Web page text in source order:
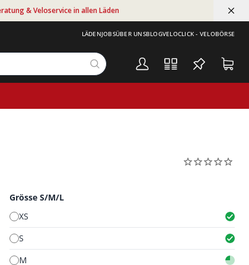
& Veloservice in allen Läden
LÄDENJOBSÜBER UNSBLOGVELOCLICK - VELOBÖRSE
Grösse S/M/L
XS
S
M